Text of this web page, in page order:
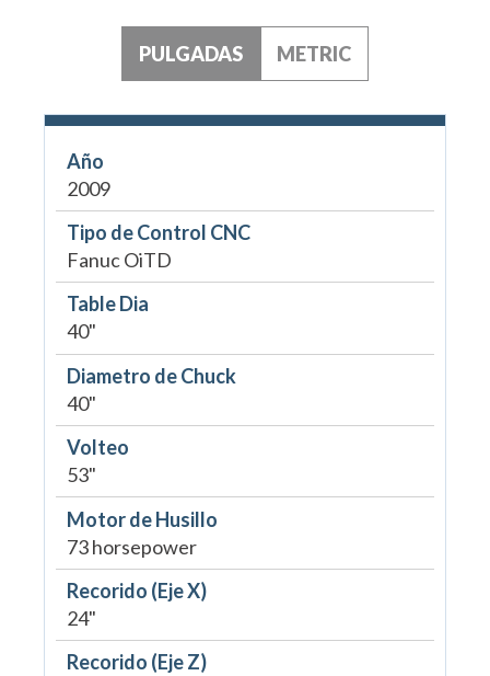
PULGADAS METRIC
Año
2009
Tipo de Control CNC
Fanuc OiTD
Table Dia
40"
Diametro de Chuck
40"
Volteo
53"
Motor de Husillo
73 horsepower
Recorido (Eje X)
24"
Recorido (Eje Z)